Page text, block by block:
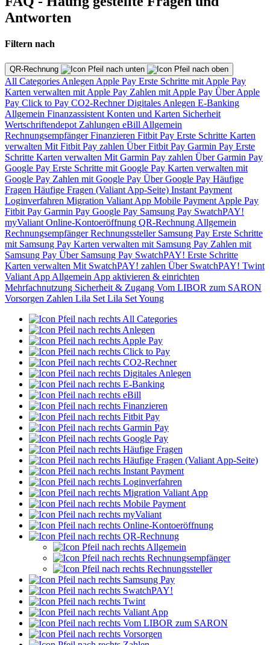
Antworten
Filtern nach
QR-Rechnung
All Categories Anlegen Apple Pay Erste Schritte mit Apple Pay
Karten verwalten mit Apple Pay Zahlen mit Apple Pay Über Apple
Pay Click to Pay CO2-RechnerDigitales Anlegen E-Banking
Allgemein Finanzassistent Konten und Karten Sicherheit
Wertschriftendepot Zahlungen eBill Allgemein
RechnungsempfängerFinanzieren Fitbit Pay Erste Schritte Karten
verwalten Mit Fitbit Pay zahlen Über Fitbit Pay Garmin Pay Erste
Schritte Karten verwalten Mit Garmin Pay zahlen Über Garmin Pay
Google Pay Erste Schritte mit Google Pay Karten verwalten mit
Google Pay Zahlen mit Google Pay Über Google Pay Häufige
Fragen Häufige Fragen (Valiant App-Seite) Instant Payment
Loginverfahren Migration Valiant App Mobile Payment Apple Pay
Fitbit Pay Garmin Pay Google Pay Samsung Pay SwatchPAY!
myValiant Online-Kontoeröffnung QR-Rechnung Allgemein
RechnungsempfängerRechnungssteller Samsung Pay Erste Schritte
mit Samsung Pay Karten verwalten mit Samsung Pay Zahlen mit
Samsung Pay Über Samsung Pay SwatchPAY! Erste Schritte
Karten verwalten Mit SwatchPAY! zahlen Über SwatchPAY! Twint
Valiant App Allgemein App aktivieren & einrichten
Mehrfachnutzung Sicherheit & Zugang Vom LIBOR zum SARON
Vorsorgen Zahlen Lila Set Lila Set Young
All Categories
Anlegen
Apple Pay
Click to Pay
CO2-Rechner
Digitales Anlegen
E-Banking
eBill
Finanzieren
Fitbit Pay
Garmin Pay
Google Pay
Häufige Fragen
Häufige Fragen (Valiant App-Seite)
Instant Payment
Loginverfahren
Migration Valiant App
Mobile Payment
myValiant
Online-Kontoeröffnung
QR-Rechnung
Allgemein
Rechnungsempfänger
Rechnungssteller
Samsung Pay
SwatchPAY!
Twint
Valiant App
Vom LIBOR zum SARON
Vorsorgen